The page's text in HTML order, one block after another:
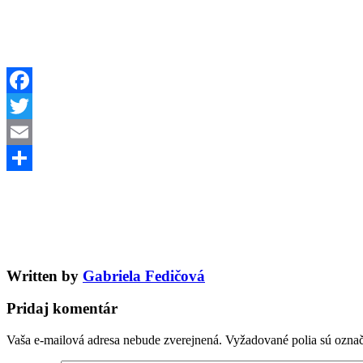
Facebook
Twitter
Email
Written by Gabriela Fedičová
Pridaj komentár
Vaša e-mailová adresa nebude zverejnená. Vyžadované polia sú